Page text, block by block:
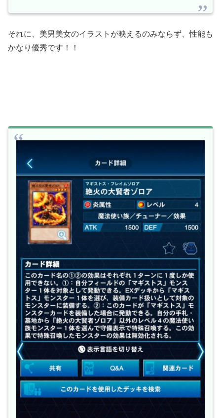
それに、美男美女のイラストが映えるのみならず、性能も
かなり優秀です！！